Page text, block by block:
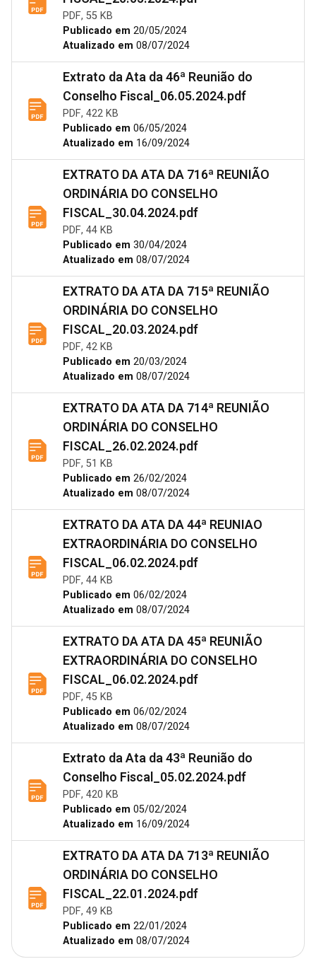
PDF, 55 KB
Publicado em 20/05/2024
Atualizado em 08/07/2024
Extrato da Ata da 46ª Reunião do
Conselho Fiscal_06.05.2024.pdf
PDF, 422 KB
Publicado em 06/05/2024
Atualizado em 16/09/2024
EXTRATO DA ATA DA 716ª REUNIÃO
ORDINÁRIA DO CONSELHO
FISCAL_30.04.2024.pdf
PDF, 44 KB
Publicado em 30/04/2024
Atualizado em 08/07/2024
EXTRATO DA ATA DA 715ª REUNIÃO
ORDINÁRIA DO CONSELHO
FISCAL_20.03.2024.pdf
PDF, 42 KB
Publicado em 20/03/2024
Atualizado em 08/07/2024
EXTRATO DA ATA DA 714ª REUNIÃO
ORDINÁRIA DO CONSELHO
FISCAL_26.02.2024.pdf
PDF, 51 KB
Publicado em 26/02/2024
Atualizado em 08/07/2024
EXTRATO DA ATA DA 44ª REUNIAO
EXTRAORDINÁRIA DO CONSELHO
FISCAL_06.02.2024.pdf
PDF, 44 KB
Publicado em 06/02/2024
Atualizado em 08/07/2024
EXTRATO DA ATA DA 45ª REUNIÃO
EXTRAORDINÁRIA DO CONSELHO
FISCAL_06.02.2024.pdf
PDF, 45 KB
Publicado em 06/02/2024
Atualizado em 08/07/2024
Extrato da Ata da 43ª Reunião do
Conselho Fiscal_05.02.2024.pdf
PDF, 420 KB
Publicado em 05/02/2024
Atualizado em 16/09/2024
EXTRATO DA ATA DA 713ª REUNIÃO
ORDINÁRIA DO CONSELHO
FISCAL_22.01.2024.pdf
PDF, 49 KB
Publicado em 22/01/2024
Atualizado em 08/07/2024